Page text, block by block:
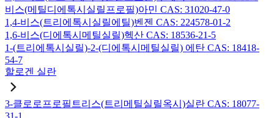
비스(메틸디에톡시실릴프로필)아민 CAS: 31020-47-0
1,4-비스(트리에톡시실릴에틸)벤젠 CAS: 224578-01-2
1,6-비스(디에톡시메틸실릴)헥산 CAS: 18536-21-5
1-(트리에톡시실릴)-2-(디에톡시메틸실릴) 에탄 CAS: 18418-
54-7
할로겐 실란
3-클로로프로필트리스(트리메틸실릴옥시)실란 CAS: 18077-
31-1